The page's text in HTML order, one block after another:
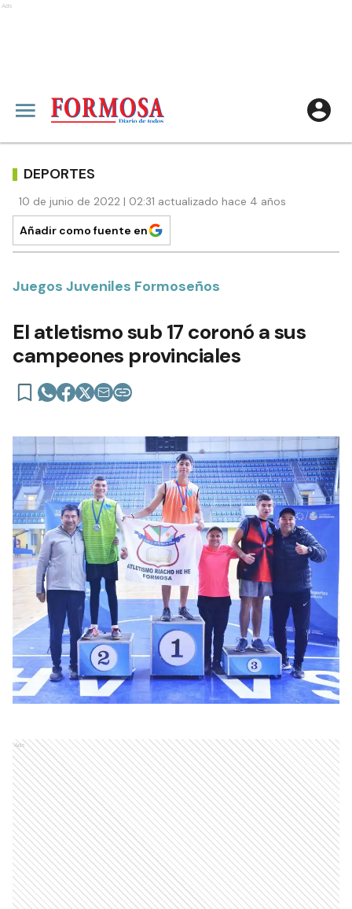
Ads
DEPORTES
10 de junio de 2022 | 02:31 actualizado hace 4 años
Añadir como fuente en
Juegos Juveniles Formoseños
El atletismo sub 17 coronó a sus
campeones provinciales
Ads